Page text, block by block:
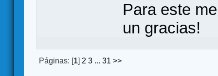
Para este
un gracias!
Páginas: [1] 2 3 ... 31 >>